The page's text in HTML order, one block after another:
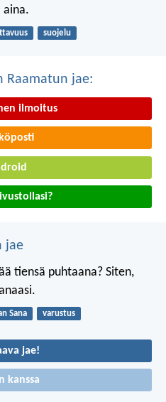
aina.
suojelu
Raamatun jae:
ilmoitus
jae
tiensä puhtaana? Siten,
Sana varustus
jae!
kanssa